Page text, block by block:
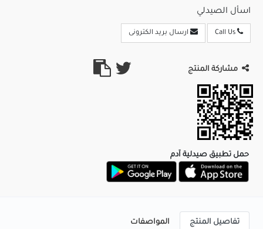
اسأل الصيدلي
ارسال بريد الكترونى
مشاركة المنتج
حمل تطبيق صيدلية آدم
تفاصيل المنتج المواصفات